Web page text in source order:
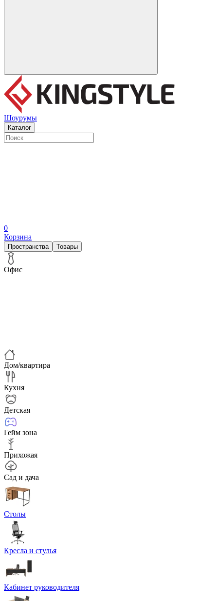
Шоурумы
Каталог
0
Корзина
Пространства Товары
Офис
Дом/квартира
Кухня
Детская
Гейм зона
Прихожая
Сад и дача
Столы
Кресла и стулья
Кабинет руководителя